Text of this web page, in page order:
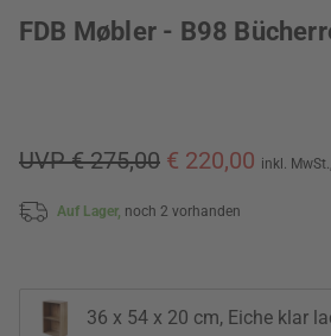
FDB Møbler - B98
UVP € 275,00 € 220,00 inkl. MwSt.,
Auf Lager, noch 2 vorhanden
36 x 54 x 20 cm, Eiche klar